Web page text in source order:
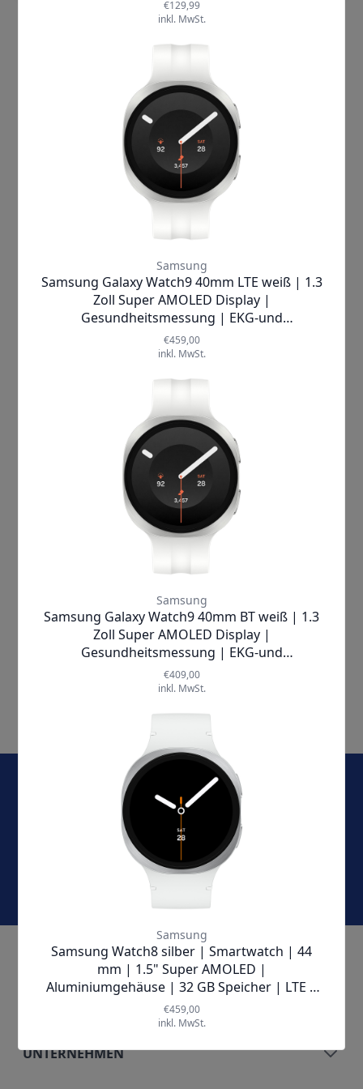
dem Energiewert , in welcher
Herzen, mit denen du deine Ziele
motiviert verfolgen kannst.
So kompakt der Galaxy Ring
In ihm steckt
große Akkuleistung
kann er dich rund um die
Uhr durch einen bewussten Alltag
begleiten. Zum schnellen Aufladen
musst du dir auch keine
Gedanken machen, wenn deinGalaxy
Ring beim Händewaschen oder
Duschen mit Wasser in Berührung
Mehr Informationen
Samsung
1-2 Werktage
0.26 cm
0.7 cm
Tiefe (cm)
0.26 cm
Jetzt abonnieren und keine Angebote und Aktionen
KONTAKT & SERVICE
UNTERNEHMEN